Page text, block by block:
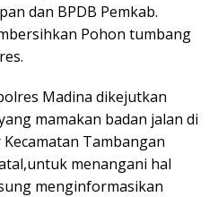
dan BPDB Pemkab.
Pohon tumbang
Madina dikejutkan
mamakan badan jalan di
Tambangan
menangani hal
menginformasikan